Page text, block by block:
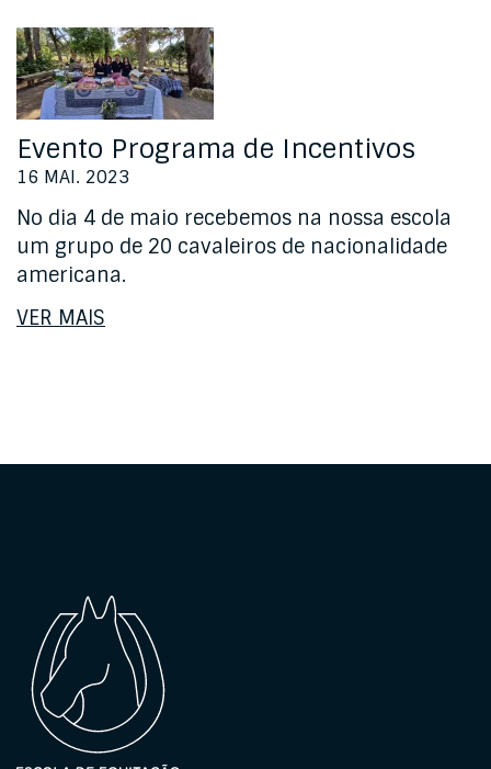
Evento Programa de Incentivos
16 MAI. 2023
No dia 4 de maio recebemos na nossa escola
um grupo de 20 cavaleiros de nacionalidade
americana.
VER MAIS